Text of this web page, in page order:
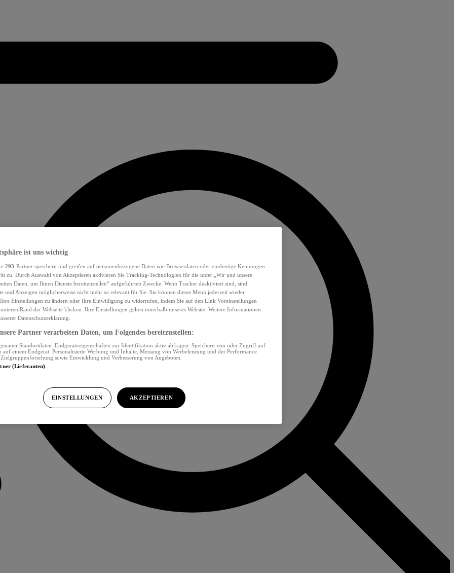
ist uns wichtig
293-Partner speichern und greifen auf personenbezogene Daten wie Browserdaten oder eindeutige Kennungen
zu. Durch Auswahl von Akzeptieren aktivieren Sie Tracking-Technologien für die unter „Wir und unsere
Daten, um Ihnen Dienste bereitzustellen“ aufgeführten Zwecke. Wenn Tracker deaktiviert sind, sind
und Anzeigen möglicherweise nicht mehr so relevant für Sie. Sie können dieses Menü jederzeit wieder
Einstellungen zu ändern oder Ihre Einwilligung zu widerrufen, indem Sie auf den Link Voreinstellungen
Rand der Webseite klicken. Ihre Einstellungen gelten innerhalb unseres Website. Weitere Informationen
Datenschutzerklärung.
Partner verarbeiten Daten, um Folgendes bereitzustellen:
Standortdaten. Endgeräteeigenschaften zur Identifikation aktiv abfragen. Speichern von oder Zugriff auf
einem Endgerät. Personalisierte Werbung und Inhalte, Messung von Werbeleistung und der Performance
sowie Entwicklung und Verbesserung von Angeboten.
(Lieferanten)
EINSTELLUNGEN AKZEPTIEREN